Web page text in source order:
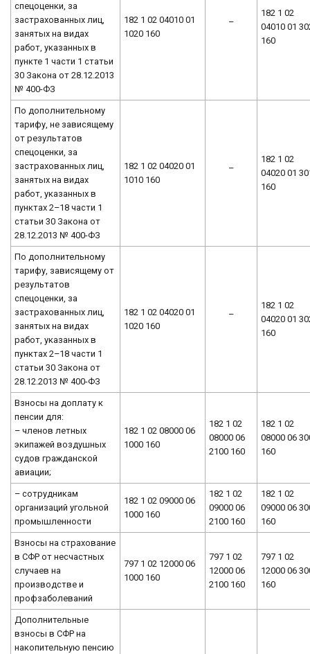
спецоценки, за
застрахованных лиц,
занятых на видах
работ, указанных в
пункте 1 части 1 статьи
30 Закона от 28.12.2013
№ 400-ФЗ
182 1 02 04010 01
1020 160
–
182 1 02
04010 01
160
По дополнительному
тарифу, не зависящему
от результатов
спецоценки, за
застрахованных лиц,
занятых на видах
работ, указанных в
пунктах 2–18 части 1
статьи 30 Закона от
28.12.2013 № 400-ФЗ
182 1 02 04020 01
1010 160
–
182 1 02
04020 01
160
По дополнительному
тарифу, зависящему от
результатов
спецоценки, за
застрахованных лиц,
занятых на видах
работ, указанных в
пунктах 2–18 части 1
статьи 30 Закона от
28.12.2013 № 400-ФЗ
182 1 02 04020 01
1020 160
–
182 1 02
04020 01
160
Взносы на доплату к
пенсии для:
– членов летных
экипажей воздушных
судов гражданской
авиации;
182 1 02 08000 06
1000 160
182 1 02
08000 06
2100 160
182 1 02
08000 06
160
– сотрудникам
организаций угольной
промышленности
182 1 02 09000 06
1000 160
182 1 02
09000 06
2100 160
182 1 02
09000 06
160
Взносы на страхование
в СФР от несчастных
случаев на
производстве и
профзаболеваний
797 1 02 12000 06
1000 160
797 1 02
12000 06
2100 160
797 1 02
12000 06
160
Дополнительные
взносы в СФР на
накопительную пенсию